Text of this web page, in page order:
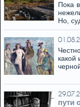
Пока
Но,
пути